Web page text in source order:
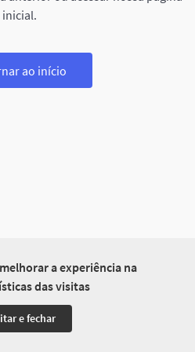
a experiência na
das visitas
e fechar
inicial.
ao início